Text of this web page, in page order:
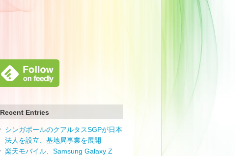
Recent Entries
シンガポールのクアルタスSGPが日本
法人を設立、基地局事業を展開
楽天モバイル、Samsung Galaxy Z